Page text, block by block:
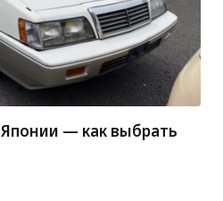
— как выбрать